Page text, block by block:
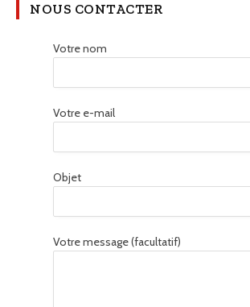
NOUS CONTACTER
Votre nom
Votre e-mail
Objet
Votre message (facultatif)